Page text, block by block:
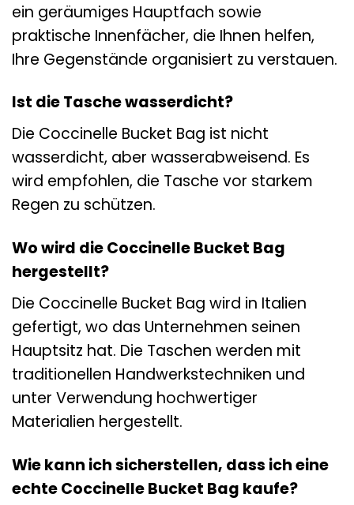
ein geräumiges Hauptfach sowie
praktische Innenfächer, die Ihnen helfen,
Ihre Gegenstände organisiert zu verstauen.
Ist die Tasche wasserdicht?
Die Coccinelle Bucket Bag ist nicht
wasserdicht, aber wasserabweisend. Es
wird empfohlen, die Tasche vor starkem
Regen zu schützen.
Wo wird die Coccinelle Bucket Bag
hergestellt?
Die Coccinelle Bucket Bag wird in Italien
gefertigt, wo das Unternehmen seinen
Hauptsitz hat. Die Taschen werden mit
traditionellen Handwerkstechniken und
unter Verwendung hochwertiger
Materialien hergestellt.
Wie kann ich sicherstellen, dass ich eine
echte Coccinelle Bucket Bag kaufe?